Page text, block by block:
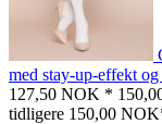
med stay-up-effekt
127,50 NOK *
tidligere 150,00